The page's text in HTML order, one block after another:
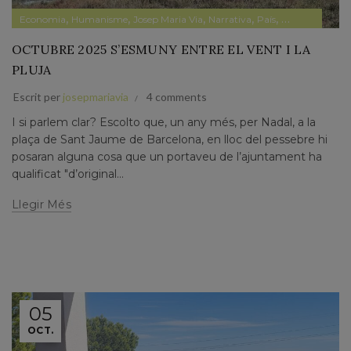
Economia, Humanisme, Josep Maria Via, Narrativa, País, Papers prvats
OCTUBRE 2025 S’ESMUNY ENTRE EL VENT I LA
PLUJA
Escrit per josepmariavia 4 comments
I si parlem clar? Escolto que, un any més, per Nadal, a la
plaça de Sant Jaume de Barcelona, en lloc del pessebre hi
posaran alguna cosa que un portaveu de l’ajuntament ha
qualificat "d’original...
Llegir Més
05
OCT.